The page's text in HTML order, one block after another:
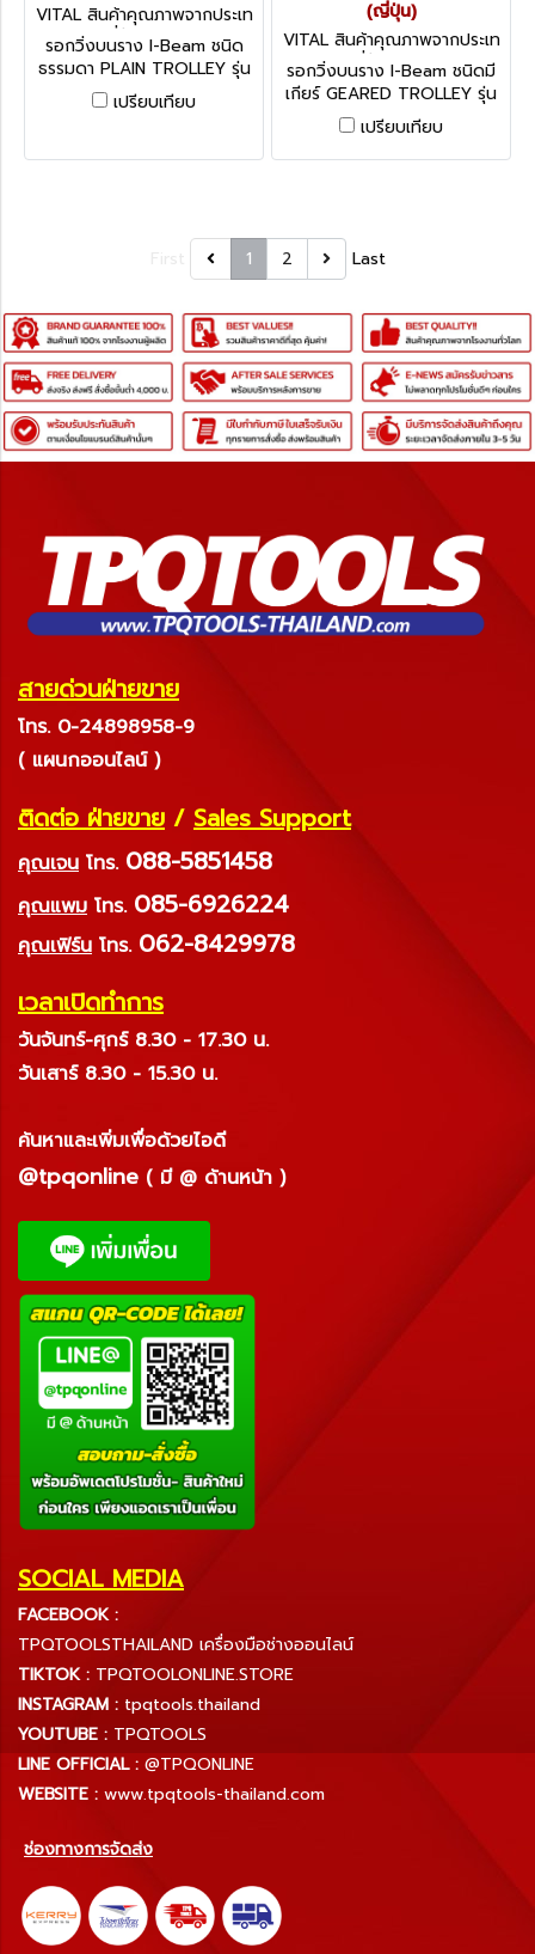
VITAL สินค้าคุณภาพจากประเท
ศญี่ปุ่น AP-05
รอกวิ่งบนราง I-Beam ชนิด
ธรรมดา PLAIN TROLLEY รุ่น
AP - Series (ญี่ปุ่น)
เปรียบเทียบ
(ญี่ปุ่น)
VITAL สินค้าคุณภาพจากประเท
ศญี่ปุ่น AG-90
รอกวิ่งบนราง I-Beam ชนิดมี
เกียร์ GEARED TROLLEY รุ่น
AG - Series (ญี่ปุ่น)
เปรียบเทียบ
1 2 Last
สายด่วนฝ่ายขาย
โทร. 0-24898958-9
( แผนกออนไลน์ )
ติดต่อ ฝ่ายขาย / Sales Support
คุณเจน โทร. 088-5851458
คุณแพม โทร. 085-6926224
คุณเฟิร์น โทร. 062-8429978
เวลาเปิดทำการ
วันจันทร์-ศุกร์ 8.30 - 17.30 น.
วันเสาร์ 8.30 - 15.30 น.
ค้นหาและเพิ่มเพื่อด้วยไอดี
@tpqonline ( มี @ ด้านหน้า )
SOCIAL MEDIA
FACEBOOK :
TPQTOOLSTHAILAND เครื่องมือช่างออนไลน์
TIKTOK : TPQTOOLONLINE.STORE
INSTAGRAM : tpqtools.thailand
YOUTUBE : TPQTOOLS
LINE OFFICIAL : @TPQONLINE
WEBSITE : www.tpqtools-thailand.com
ช่องทางการจัดส่ง